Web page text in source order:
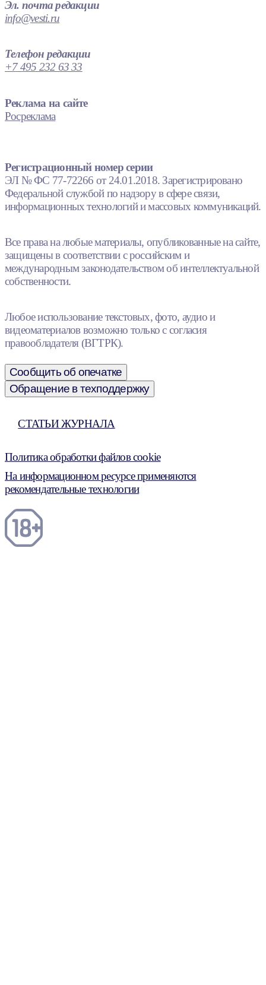
Эл. почта редакции
info@vesti.ru
Телефон редакции
+7 495 232 63 33
Реклама на сайте
Росреклама
Регистрационный номер серии
ЭЛ № ФС 77-72266 от 24.01.2018. Зарегистрировано
Федеральной службой по надзору в сфере связи,
информационных технологий и массовых коммуникаций.
Все права на любые материалы, опубликованные на сайте,
защищены в соответствии с российским и
международным законодательством об интеллектуальной
собственности.
Любое использование текстовых, фото, аудио и
видеоматериалов возможно только с согласия
правообладателя (ВГТРК).
Сообщить об опечатке
Обращение в техподдержку
СТАТЬИ ЖУРНАЛА
Политика обработки файлов cookie
На информационном ресурсе применяются
рекомендательные технологии